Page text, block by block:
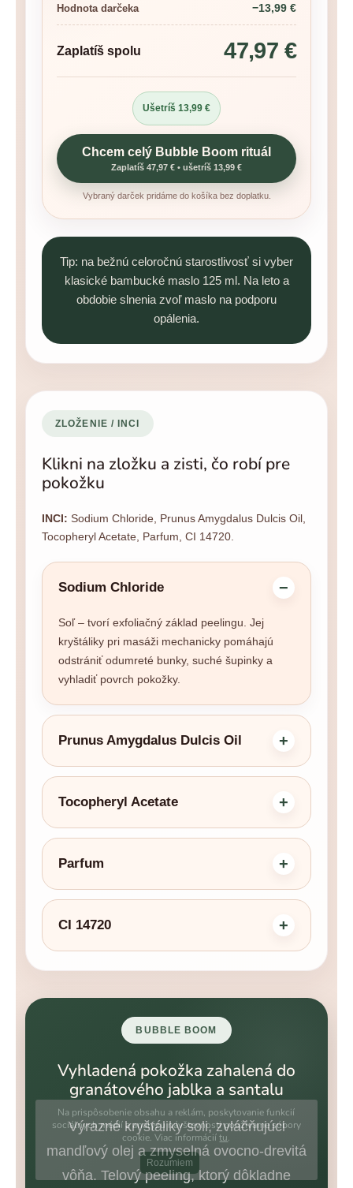
Na prispôsobenie obsahu a reklám, poskytovanie funkcií
sociálnych médií a analýzu návštevnosti používame súbory
cookie. Viac informáciítu.
Rozumiem
Hodnota darčeka −13,99 €
Zaplatíš spolu 47,97 €
Ušetríš 13,99 €
Chcem celý Bubble Boom rituál
Zaplatíš 47,97 € • ušetríš 13,99 €
Vybraný darček pridáme do košíka bez doplatku.
Tip: na bežnú celoročnú starostlivosť si vyber
klasické bambucké maslo 125 ml. Na leto a
obdobie slnenia zvoľ maslo na podporu
opálenia.
ZLOŽENIE / INCI
Klikni na zložku a zisti, čo robí pre
pokožku
INCI: Sodium Chloride, Prunus Amygdalus Dulcis Oil,
Tocopheryl Acetate, Parfum, CI 14720.
Sodium Chloride
Soľ – tvorí exfoliačný základ peelingu. Jej
kryštáliky pri masáži mechanicky pomáhajú
odstrániť odumreté bunky, suché šupinky a
vyhladiť povrch pokožky.
Prunus Amygdalus Dulcis Oil
Tocopheryl Acetate
Parfum
CI 14720
BUBBLE BOOM
Vyhladená pokožka zahalená do
granátového jablka a santalu
Výrazné kryštáliky soli, zvláčňujúci
mandľový olej a zmyselná ovocno-drevitá
vôňa. Telový peeling, ktorý dôkladne